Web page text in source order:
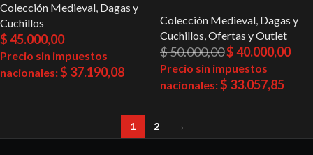
Colección Medieval, Dagas y
Cuchillos
$45.000,00
Precio sin impuestos
nacionales:$ 37.190,08
Colección Medieval, Dagas y
Cuchillos,Ofertas y Outlet
$50.000,00$40.000,00
Precio sin impuestos
nacionales:$ 33.057,85
1 2 →